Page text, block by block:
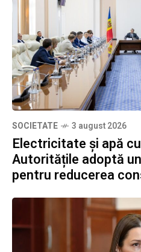
SOCIETATE 3 august 2026
Electricitate și apă
Autoritățile adoptă
pentru reducerea